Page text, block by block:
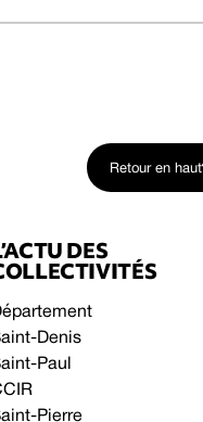
Retour en haut
DES
Denis
Paul
Pierre